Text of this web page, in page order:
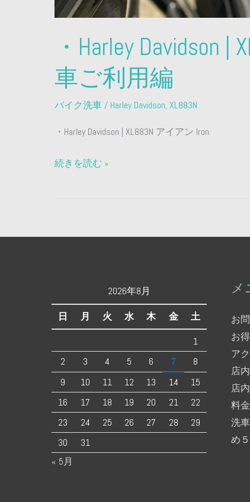
・Harley Davidson
車ご利用編
バイク洗車/ Harley Davidson, XL883N
・Harley Davidson | XL883N アイアン Iron
続きを読む »
2026年8月
日 月 火 水 木 金
土
1
2
3 4 5 6 7
8
9
10 11 12 13 14
15
16
17 18 19 20 21
22
23
24 25 26 27 28
29
30
31
« 5月
メ
お
お
ア
店
店
料
洗
め